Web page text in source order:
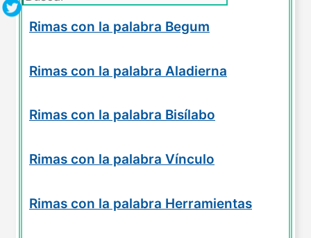
Rimas con la palabra Begum
Rimas con la palabra Aladierna
Rimas con la palabra Bisílabo
Rimas con la palabra Vínculo
Rimas con la palabra Herramientas